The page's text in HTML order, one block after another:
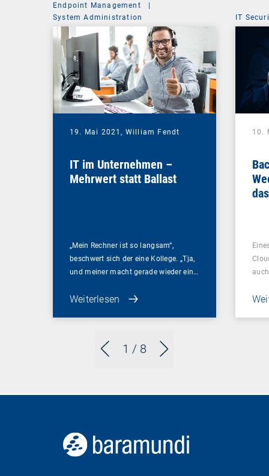
1 / 8
Endpoint Management
|
System Administration
19. Mai 2021, William Fendt
IT im Unternehmen –
Mehrwert statt Ballast
„Mein Rechner ist so langsam“,
beschwert sich der eine Kollege. „Tja,
und meiner macht gerade wieder ein…
Weiterlesen
IT
10.